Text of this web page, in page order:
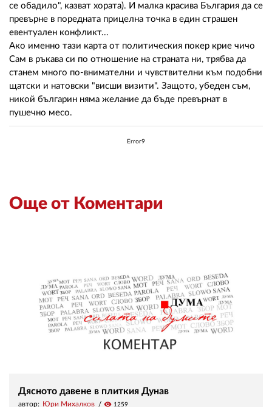
се обадило", казват хората). И малка красива България да се
превърне в поредната прицелна точка в един страшен
евентуален конфликт...
Ако именно тази карта от политическия покер крие чичо
Сам в ръкава си по отношение на страната ни, трябва да
станем много по-внимателни и чувствителни към подобни
щатски и натовски "висши визити". Защото, убеден съм,
никой българин няма желание да бъде превърнат в
пушечно месо.
Error9
Още от Коментари
Дясното давене в плиткия Дунав
автор: Юри Михалков visibility 1259